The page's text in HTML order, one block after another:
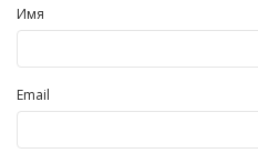
Имя
Email